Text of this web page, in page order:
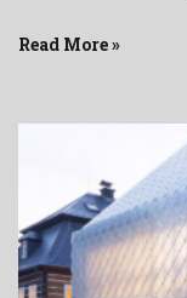
Read More »